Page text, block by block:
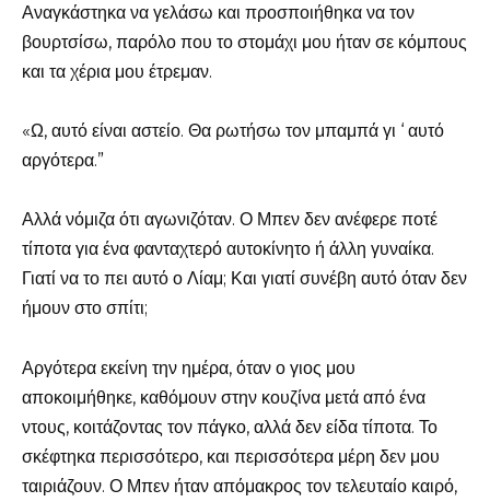
Αναγκάστηκα να γελάσω και προσποιήθηκα να τον
βουρτσίσω, παρόλο που το στομάχι μου ήταν σε κόμπους
και τα χέρια μου έτρεμαν.
«Ω, αυτό είναι αστείο. Θα ρωτήσω τον μπαμπά γι ‘ αυτό
αργότερα.”
Αλλά νόμιζα ότι αγωνιζόταν. Ο Μπεν δεν ανέφερε ποτέ
τίποτα για ένα φανταχτερό αυτοκίνητο ή άλλη γυναίκα.
Γιατί να το πει αυτό ο Λίαμ; Και γιατί συνέβη αυτό όταν δεν
ήμουν στο σπίτι;
Αργότερα εκείνη την ημέρα, όταν ο γιος μου
αποκοιμήθηκε, καθόμουν στην κουζίνα μετά από ένα
ντους, κοιτάζοντας τον πάγκο, αλλά δεν είδα τίποτα. Το
σκέφτηκα περισσότερο, και περισσότερα μέρη δεν μου
ταιριάζουν. Ο Μπεν ήταν απόμακρος τον τελευταίο καιρό,